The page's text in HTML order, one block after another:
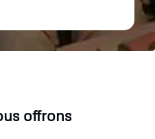
offrons